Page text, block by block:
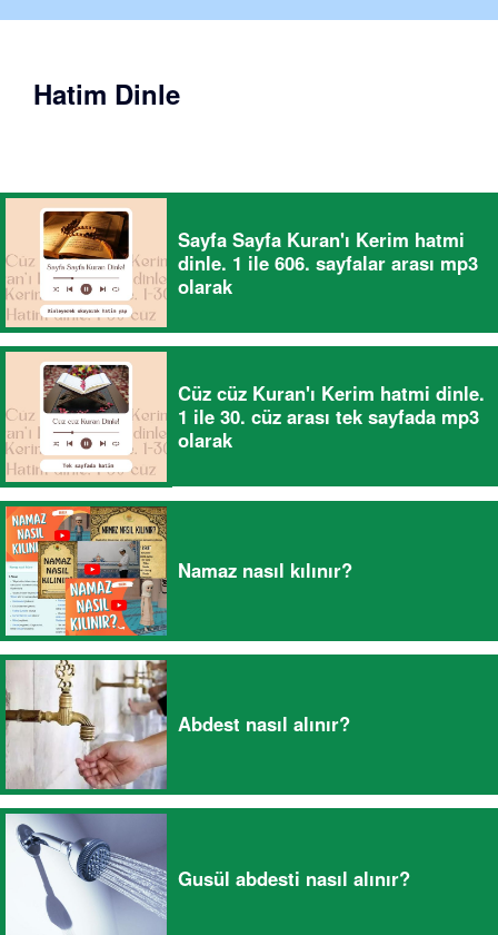
Hatim Dinle
Sayfa Sayfa Kuran'ı Kerim hatmi
dinle. 1 ile 606. sayfalar arası mp3
olarak
Cüz cüz Kuran'ı Kerim hatmi dinle.
1 ile 30. cüz arası tek sayfada mp3
olarak
Namaz nasıl kılınır?
Abdest nasıl alınır?
Gusül abdesti nasıl alınır?